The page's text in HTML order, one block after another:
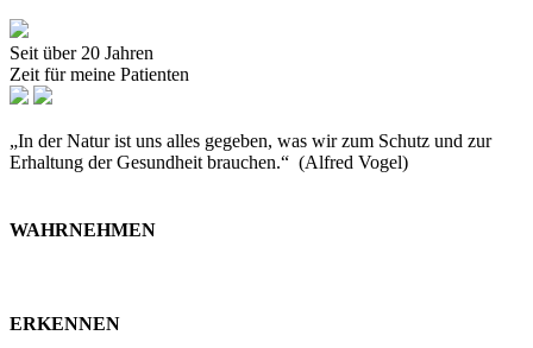
Seit über 20 Jahren
Zeit für meine Patienten
„In der Natur ist uns alles gegeben, was wir zum Schutz und zur
Erhaltung der Gesundheit brauchen.“ (Alfred Vogel)
WAHRNEHMEN
ERKENNEN